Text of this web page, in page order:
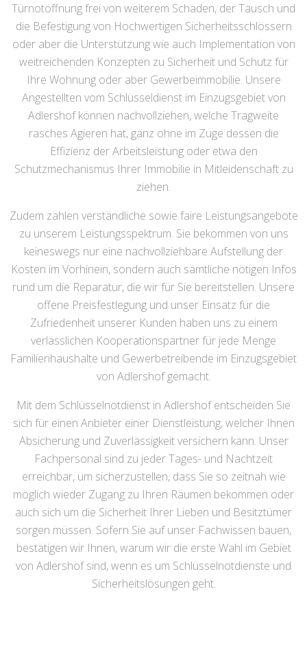
Türnotöffnung frei von weiterem Schaden, der Tausch und
die Befestigung von Hochwertigen Sicherheitsschlössern
oder aber die Unterstützung wie auch Implementation von
weitreichenden Konzepten zu Sicherheit und Schutz für
Ihre Wohnung oder aber Gewerbeimmobilie. Unsere
Angestellten vom Schlüsseldienst im Einzugsgebiet von
Adlershof können nachvollziehen, welche Tragweite
rasches Agieren hat, ganz ohne im Zuge dessen die
Effizienz der Arbeitsleistung oder etwa den
Schutzmechanismus Ihrer Immobilie in Mitleidenschaft zu
ziehen.
Zudem zählen verständliche sowie faire Leistungsangebote
zu unserem Leistungsspektrum. Sie bekommen von uns
keineswegs nur eine nachvollziehbare Aufstellung der
Kosten im Vorhinein, sondern auch sämtliche nötigen Infos
rund um die Reparatur, die wir für Sie bereitstellen. Unsere
offene Preisfestlegung und unser Einsatz für die
Zufriedenheit unserer Kunden haben uns zu einem
verlässlichen Kooperationspartner für jede Menge
Familienhaushalte und Gewerbetreibende im Einzugsgebiet
von Adlershof gemacht.
Mit dem Schlüsselnotdienst in Adlershof entscheiden Sie
sich für einen Anbieter einer Dienstleistung, welcher Ihnen
Absicherung und Zuverlässigkeit versichern kann. Unser
Fachpersonal sind zu jeder Tages- und Nachtzeit
erreichbar, um sicherzustellen, dass Sie so zeitnah wie
möglich wieder Zugang zu Ihren Räumen bekommen oder
auch sich um die Sicherheit Ihrer Lieben und Besitztümer
sorgen müssen. Sofern Sie auf unser Fachwissen bauen,
bestätigen wir Ihnen, warum wir die erste Wahl im Gebiet
von Adlershof sind, wenn es um Schlüsselnotdienste und
Sicherheitslösungen geht.